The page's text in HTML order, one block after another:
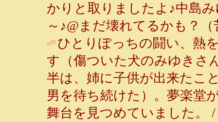
かりと取りましたよ♪中島
～♪@まだ壊れてるかも？（
ひとりぽっちの闘い、熱
す（傷ついた犬のみゆきさ
半は、姉に子供が出来たこ
男を待ち続けた）。夢楽堂
舞台を見つめていました。